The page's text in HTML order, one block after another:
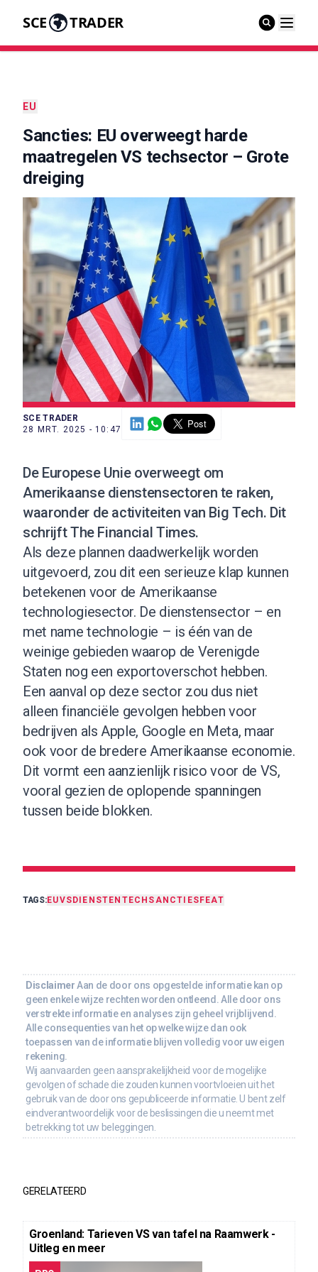
SCE TRADER
EU
Sancties: EU overweegt harde
maatregelen VS techsector – Grote
dreiging
SCE TRADER
28 MRT. 2025 - 10:47
De Europese Unie overweegt om
Amerikaanse dienstensectoren te raken,
waaronder de activiteiten van Big Tech. Dit
schrijft The Financial Times.
Als deze plannen daadwerkelijk worden
uitgevoerd, zou dit een serieuze klap kunnen
betekenen voor de Amerikaanse
technologiesector. De dienstensector – en
met name technologie – is één van de
weinige gebieden waarop de Verenigde
Staten nog een exportoverschot hebben.
Een aanval op deze sector zou dus niet
alleen financiële gevolgen hebben voor
bedrijven als Apple, Google en Meta, maar
ook voor de bredere Amerikaanse economie.
Dit vormt een aanzienlijk risico voor de VS,
vooral gezien de oplopende spanningen
tussen beide blokken.
TAGS:EUVS DIENSTEN TECH SANCTIES FEAT
Disclaimer Aan de door ons opgestelde informatie kan op
geen enkele wijze rechten worden ontleend. Alle door ons
verstrekte informatie en analyses zijn geheel vrijblijvend.
Alle consequenties van het op welke wijze dan ook
toepassen van de informatie blijven volledig voor uw eigen
rekening.
Wij aanvaarden geen aansprakelijkheid voor de mogelijke
gevolgen of schade die zouden kunnen voortvloeien uit het
gebruik van de door ons gepubliceerde informatie. U bent zelf
eindverantwoordelijk voor de beslissingen die u neemt met
betrekking tot uw beleggingen.
GERELATEERD
Groenland: Tarieven VS van tafel na Raamwerk -
Uitleg en meer